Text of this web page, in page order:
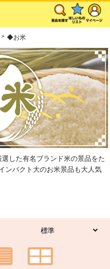
> ◆お米
した有名ブランド米の景品をた
ンパクト大のお米景品も大人気